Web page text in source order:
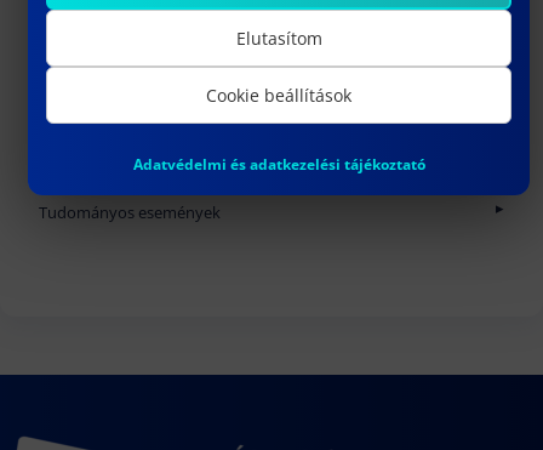
HÍREK, ESEMÉNYEK
Geoinformatikai szakmérnök / szakember
Precíziós gazdálkodási szakmérnök / szakember
Képzéseink
Földmérő és földrendező mérnök alapszak
Mintatantervek
Tudományos műhelyek, kutatási területek
Tudományos események
Elutasítom
Cookie beállítások
Adatvédelmi és adatkezelési tájékoztató